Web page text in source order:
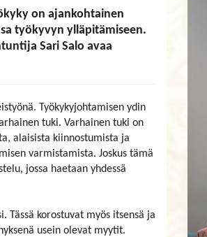
on ajankohtainen
työkyvyn ylläpitämiseen.
Sari Salo avaa
Työkykyjohtamisen ydin
tuki. Varhainen tuki on
alaisista kiinnostumista ja
varmistamista. Joskus tämä
jossa haetaan yhdessä
Tässä korostuvat myös itsensä ja
usein olevat myytit.